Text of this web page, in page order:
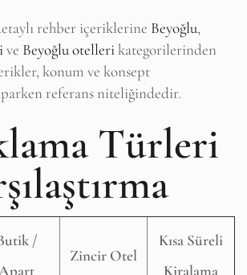
rehber içeriklerine Beyoğlu,
ve Beyoğlu otellerikategorilerinden
konum ve konsept
referans niteliğindedir.
Türleri
/
Apart
Zincir Otel
Kısa Süreli
Kiralama